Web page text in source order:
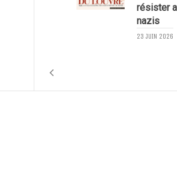
résister
nazis
23 JUIN 2026